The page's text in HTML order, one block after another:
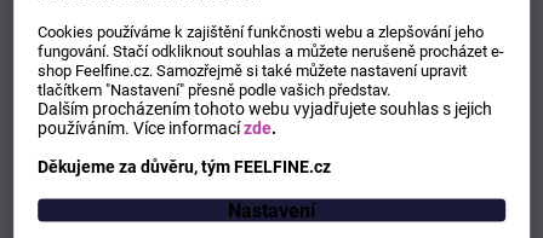
Cookies používáme k zajištění funkčnosti webu a zlepšování jeho
fungování. Stačí odkliknout souhlas a můžete nerušeně procházet e-
shop Feelfine.cz. Samozřejmě si také můžete nastavení upravit
tlačítkem "Nastavení" přesně podle vašich představ.
Dalším procházením tohoto webu vyjadřujete souhlas s jejich
používáním.Více informacízde
Děkujeme za důvěru, tým FEELFINE.cz
Nastavení
Návod k použití: Použijte víčko jako dávkovač. Nalijte víčko
do přihrádky určené pro aviváž. Parfém na praní je nutné před
každým použitím protřepat.
Dávkování: na 4-7kg prádla použijte 5-10ml parfémovaného
oleje na praní. V případě objemu 7-10kg prádla použijte
přiměřené množství navíc. Parfémovaný olej se vlévá pouze